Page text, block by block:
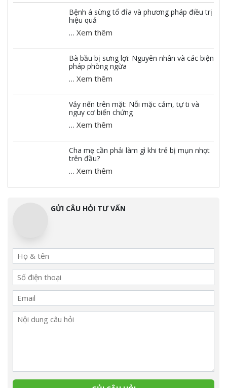
Bệnh á sừng tổ đỉa và phương pháp điều trị
hiệu quả
… Xem thêm
Bà bầu bị sưng lợi: Nguyên nhân và các biện
pháp phòng ngừa
… Xem thêm
Vảy nến trên mặt: Nỗi mặc cảm, tự ti và
nguy cơ biến chứng
… Xem thêm
Cha mẹ cần phải làm gì khi trẻ bị mụn nhọt
trên đầu?
… Xem thêm
GỬI CÂU HỎI TƯ VẤN